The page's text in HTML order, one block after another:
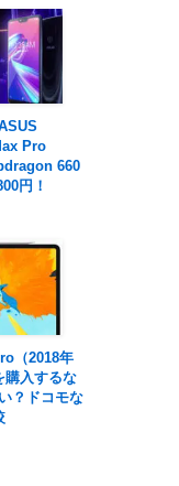
Pro
660
円！
（2018年
購入するな
？ドコモな